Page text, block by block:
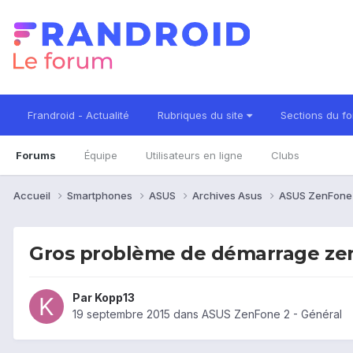
Frandroid - Actualité Rubriques du site Sections du
Forums Équipe Utilisateurs en ligne Clubs
Accueil Smartphones ASUS Archives Asus ASUS
Gros problème de démarrage
Par Kopp13
19 septembre 2015 dans ASUS ZenFone 2 - Général